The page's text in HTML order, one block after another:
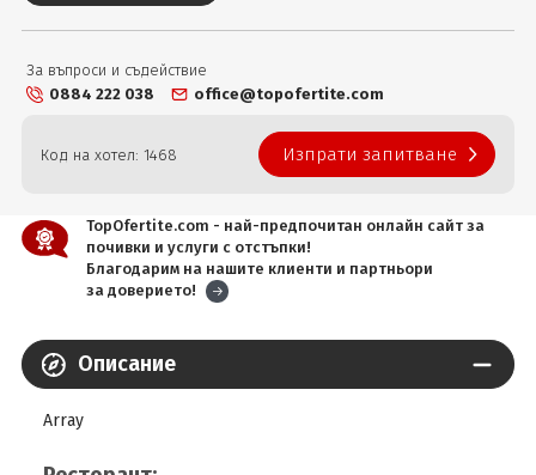
За въпроси и съдействие
0884 222 038
office@topofertite.com
Код на хотел: 1468 Изпрати запитване
TopOfertite.com - най-предпочитан онлайн сайт за
почивки и услуги с отстъпки!
Благодарим на нашите клиенти и партньори
за доверието!
Описание
Array